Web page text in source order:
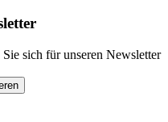
sich für unseren Newsletter